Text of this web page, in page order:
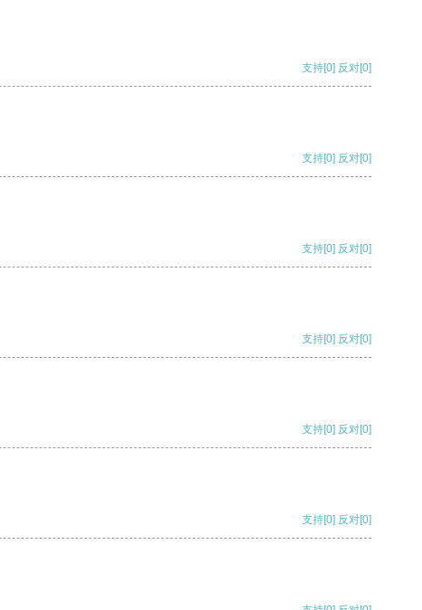
支持[0] 反对[0]
支持[0] 反对[0]
支持[0] 反对[0]
支持[0] 反对[0]
支持[0] 反对[0]
支持[0] 反对[0]